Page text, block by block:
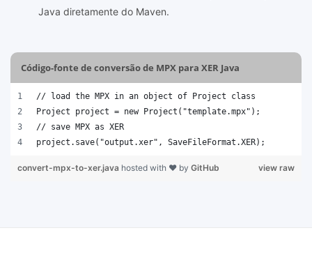
Java diretamente do Maven.
Código-fonte de conversão de MPX para XER Java
// load the MPX in an object of Project class
Project project = new Project("template.mpx");
// save MPX as XER
project.save("output.xer", SaveFileFormat.XER);
view raw
convert-mpx-to-xer.java hosted with ❤ by GitHub